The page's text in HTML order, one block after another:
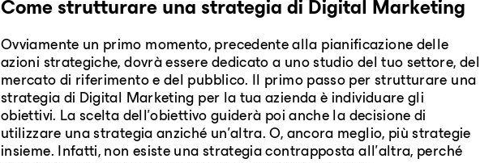
Come strutturare una strategia di Digital Marketing
Ovviamente un primo momento, precedente alla pianificazione delle
azioni strategiche, dovrà essere dedicato a uno studio del tuo settore, del
mercato di riferimento e del pubblico. Il primo passo per strutturare una
strategia di Digital Marketing per la tua azienda è individuare gli
obiettivi. La scelta dell'obiettivo guiderà poi anche la decisione di
utilizzare una strategia anziché un'altra. O, ancora meglio, più strategie
insieme. Infatti, non esiste una strategia contrapposta all'altra, perché